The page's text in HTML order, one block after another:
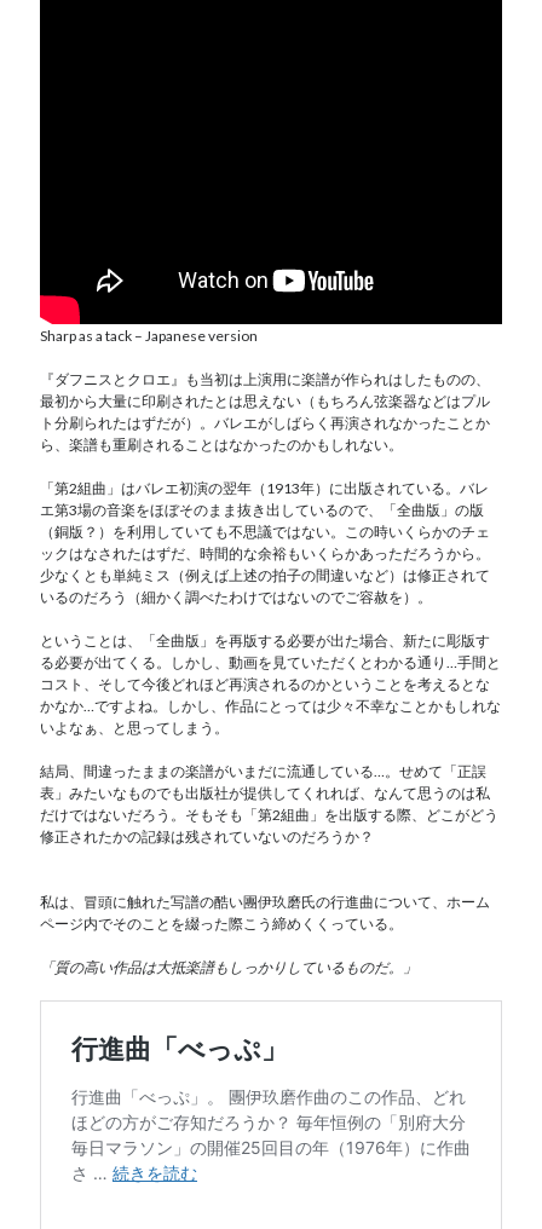
Sharp as a tack – Japanese version
『ダフニスとクロエ』も当初は上演用に楽譜が作られはしたものの、
最初から大量に印刷されたとは思えない（もちろん弦楽器などはプル
ト分刷られたはずだが）。バレエがしばらく再演されなかったことか
ら、楽譜も重刷されることはなかったのかもしれない。
「第2組曲」はバレエ初演の翌年（1913年）に出版されている。バレ
エ第3場の音楽をほぼそのまま抜き出しているので、「全曲版」の版
（銅版？）を利用していても不思議ではない。この時いくらかのチェ
ックはなされたはずだ、時間的な余裕もいくらかあっただろうから。
少なくとも単純ミス（例えば上述の拍子の間違いなど）は修正されて
いるのだろう（細かく調べたわけではないのでご容赦を）。
ということは、「全曲版」を再版する必要が出た場合、新たに彫版す
る必要が出てくる。しかし、動画を見ていただくとわかる通り…手間と
コスト、そして今後どれほど再演されるのかということを考えるとな
かなか…ですよね。しかし、作品にとっては少々不幸なことかもしれな
いよなぁ、と思ってしまう。
結局、間違ったままの楽譜がいまだに流通している…。せめて「正誤
表」みたいなものでも出版社が提供してくれれば、なんて思うのは私
だけではないだろう。そもそも「第2組曲」を出版する際、どこがどう
修正されたかの記録は残されていないのだろうか？
私は、冒頭に触れた写譜の酷い團伊玖磨氏の行進曲について、ホーム
ページ内でそのことを綴った際こう締めくくっている。
「質の高い作品は大抵楽譜もしっかりしているものだ。」